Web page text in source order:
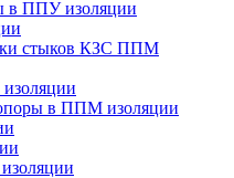
в ППУ изоляции
стыков КЗС ППМ
в ППМ изоляции